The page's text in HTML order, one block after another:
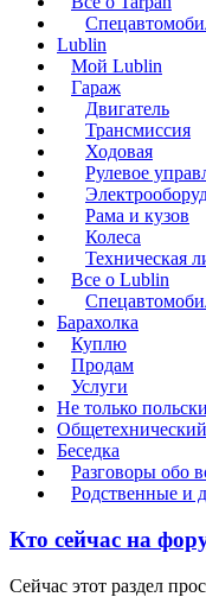
Lublin
Мой Lublin
Гараж
Двигатель
Трансмиссия
Ходовая
Рулевое
Рама и кузов
Колеса
Техническая
Все о Lublin
Барахолка
Куплю
Продам
Услуги
Не только
Общетехнический
Беседка
Разговоры обо
Родственные и
Кто сейчас на
Сейчас этот раздел